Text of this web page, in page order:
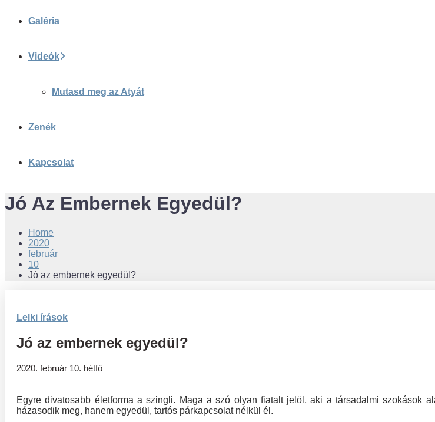
Galéria
Videók
Mutasd meg az Atyát
Zenék
Kapcsolat
Jó Az Embernek Egyedül?
Home
2020
február
10
Jó az embernek egyedül?
Lelki írások
Jó az embernek egyedül?
2020. február 10. hétfő
Egyre divatosabb életforma a szingli. Maga a szó olyan fiatalt jelöl, aki a társadalmi szokások
házasodik meg, hanem egyedül, tartós párkapcsolat nélkül él.